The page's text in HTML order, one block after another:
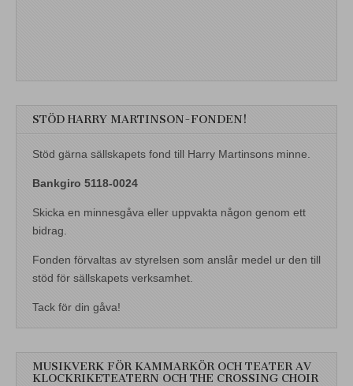
STÖD HARRY MARTINSON-FONDEN!
Stöd gärna sällskapets fond till Harry Martinsons minne.
Bankgiro 5118-0024
Skicka en minnesgåva eller uppvakta någon genom ett
bidrag.
Fonden förvaltas av styrelsen som anslår medel ur den till
stöd för sällskapets verksamhet.
Tack för din gåva!
MUSIKVERK FÖR KAMMARKÖR OCH TEATER AV
KLOCKRIKETEATERN OCH THE CROSSING CHOIR